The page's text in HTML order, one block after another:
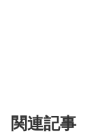
関連記事